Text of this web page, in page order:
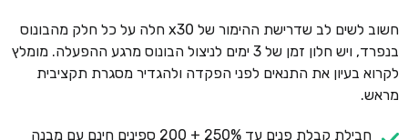
חשוב לשים לב שדרישת ההימור של x30 חלה על כל חלק מהבונוס
בנפרד, ויש חלון זמן של 3 ימים לניצול הבונוס מרגע ההפעלה. מומלץ
לקרוא בעיון את התנאים לפני הפקדה ולהגדיר מסגרת תקציבית
מראש.
חבילת קבלת פנים עד 250% + 200 ספינים חינם עם מבנה